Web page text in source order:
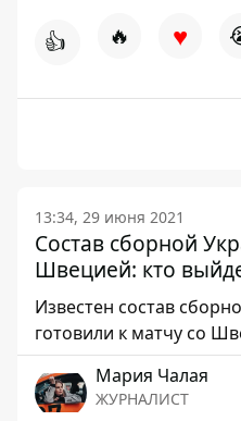
👍 🔥 ♥
13:34, 29 июня 2021
Состав сборной
Швецией: кто
Известен состав
готовили к матчу со
Мария Чалая
ЖУРНАЛИСТ